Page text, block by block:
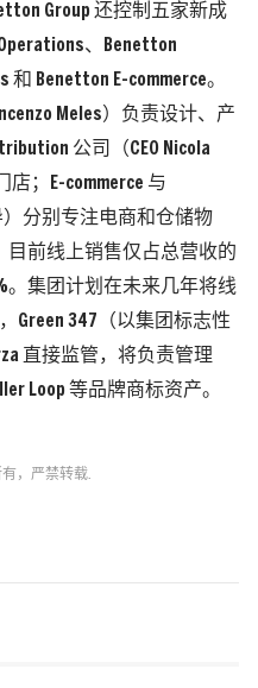
Group 还控制五家新成
、Benetton
和 Benetton E-commerce。
Meles）负责设计、产
公司（CEO Nicola
；E-commerce 与
）分别专注电商和仓储物
目前线上销售仅占总营收的
。集团计划在未来几年将线
Green 347 （以集团标志性
直接监管，将负责管理
Loop 等品牌商标资产。
，严禁转载.